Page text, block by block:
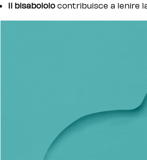
Il bisabololo contribuisce a lenire